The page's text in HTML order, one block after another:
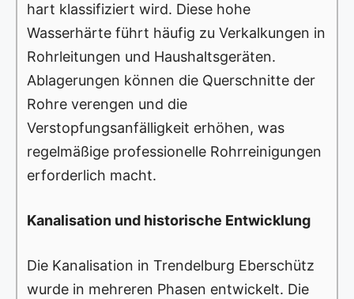
hart klassifiziert wird. Diese hohe
Wasserhärte führt häufig zu Verkalkungen in
Rohrleitungen und Haushaltsgeräten.
Ablagerungen können die Querschnitte der
Rohre verengen und die
Verstopfungsanfälligkeit erhöhen, was
regelmäßige professionelle Rohrreinigungen
erforderlich macht.
Kanalisation und historische Entwicklung
Die Kanalisation in Trendelburg Eberschütz
wurde in mehreren Phasen entwickelt. Die